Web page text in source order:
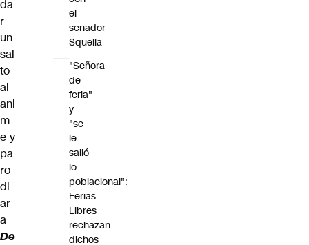
da
r
un
sal
to
al
ani
m
e y
pa
ro
di
ar
a
De
el
senador
Squella
"Señora
de
feria"
y
"se
le
salió
lo
poblacional":
Ferias
Libres
rechazan
dichos